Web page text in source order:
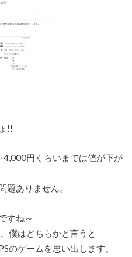
!!
円くらいまでは値が下が
題ありません。
すね～
僕はどちらかと言うと
のゲームを思い出します。